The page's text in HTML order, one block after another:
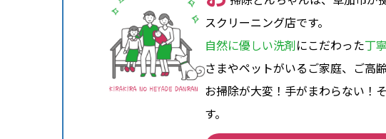
スクリーニング店です。
自然に優しい洗剤にこだわった丁
さまやペットがいるご家庭、ご高
お掃除が大変！手がまわらない！
す。